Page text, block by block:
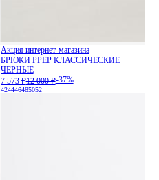
Акция интернет-магазина
БРЮКИ PPEP КЛАССИЧЕСКИЕ
ЧЕРНЫЕ
7 573 ₽12 000 ₽-37%
424446485052